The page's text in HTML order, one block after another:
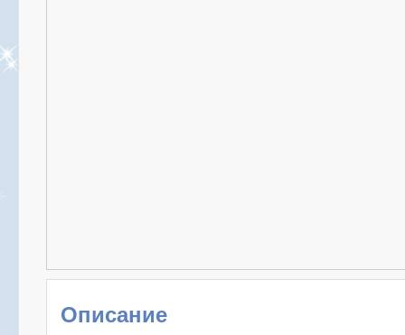
Описание